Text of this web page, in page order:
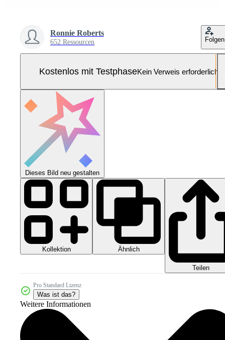
Ronnie Roberts
652 Ressourcen Folgen
Kostenlos mit TestphaseKein Verweis erforderlich
Dieses Bild neu gestalten
Kollektion Ähnlich
Teilen
Pro Standard Lizenz
Was ist das?
Weitere Informationen